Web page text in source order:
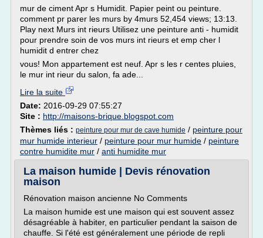
mur de ciment Apr s Humidit. Papier peint ou peinture.
comment pr parer les murs by 4murs 52,454 views; 13:13.
Play next Murs int rieurs Utilisez une peinture anti - humidit
pour prendre soin de vos murs int rieurs et emp cher l
humidit d entrer chez
vous! Mon appartement est neuf. Apr s les r centes pluies,
le mur int rieur du salon, fa ade...
Lire la suite
Date: 2016-09-29 07:55:27
Site : http://maisons-brique.blogspot.com
Thèmes liés : peinture pour mur de cave humide / peinture pour
mur humide interieur / peinture pour mur humide / peinture
contre humidite mur / anti humidite mur
La maison humide | Devis rénovation
maison
Rénovation maison ancienne No Comments
La maison humide est une maison qui est souvent assez
désagréable à habiter, en particulier pendant la saison de
chauffe. Si l'été est généralement une période de repli